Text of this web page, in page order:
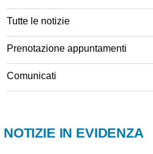
Tutte le notizie
Prenotazione appuntamenti
Comunicati
NOTIZIE IN EVIDENZA